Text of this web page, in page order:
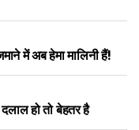
में अब हेमा मालिनी हैं!
हो तो बेहतर है